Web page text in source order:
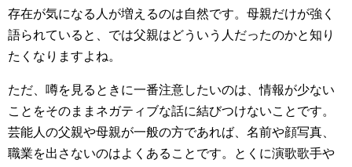
存在が気になる人が増えるのは自然です。母親だけが強く
語られていると、では父親はどういう人だったのかと知り
たくなりますよね。
ただ、噂を見るときに一番注意したいのは、情報が少ない
ことをそのままネガティブな話に結びつけないことです。
芸能人の父親や母親が一般の方であれば、名前や顔写真、
職業を出さないのはよくあることです。とくに演歌歌手や